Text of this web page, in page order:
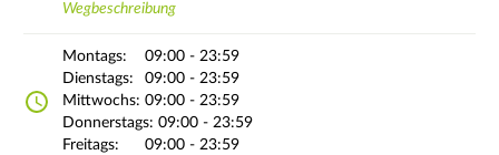
Wegbeschreibung
Montags:
09:00 - 23:59
Dienstags:
09:00 - 23:59
Mittwochs: 09:00 - 23:59
Donnerstags: 09:00 - 23:59
Freitags:
09:00 - 23:59